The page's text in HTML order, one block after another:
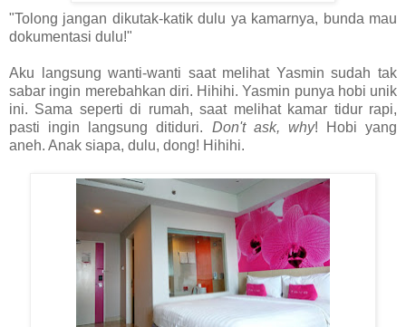
"Tolong jangan dikutak-katik dulu ya kamarnya, bunda mau
dokumentasi dulu!"
Aku langsung wanti-wanti saat melihat Yasmin sudah tak
sabar ingin merebahkan diri. Hihihi. Yasmin punya hobi unik
ini. Sama seperti di rumah, saat melihat kamar tidur rapi,
pasti ingin langsung ditiduri. Don't ask, why! Hobi yang
aneh. Anak siapa, dulu, dong! Hihihi.